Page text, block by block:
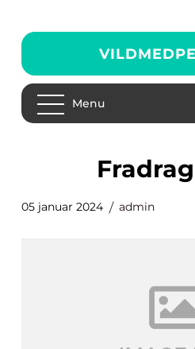
Menu
05 januar 2024 admin